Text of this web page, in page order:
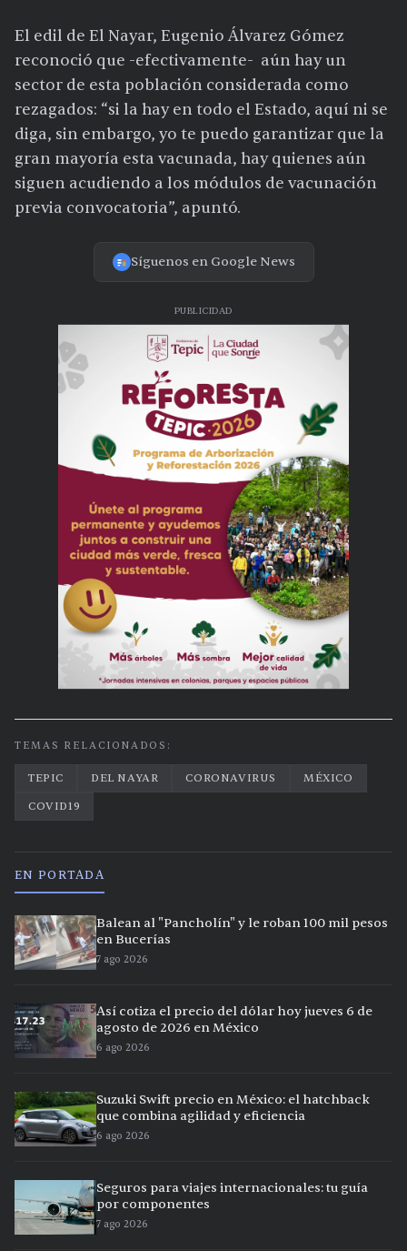
El edil de El Nayar, Eugenio Álvarez Gómez
reconoció que -efectivamente- aún hay un
sector de esta población considerada como
rezagados: “si la hay en todo el Estado, aquí ni se
diga, sin embargo, yo te puedo garantizar que la
gran mayoría esta vacunada, hay quienes aún
siguen acudiendo a los módulos de vacunación
previa convocatoria”, apuntó.
Síguenos en Google News
PUBLICIDAD
TEMAS RELACIONADOS:
TEPIC DEL NAYAR CORONAVIRUS
MÉXICO
COVID19
EN PORTADA
Balean al "Pancholín" y le roban 100 mil pesos
en Bucerías
7 ago 2026
Así cotiza el precio del dólar hoy jueves 6 de
agosto de 2026 en México
6 ago 2026
Suzuki Swift precio en México: el hatchback
que combina agilidad y eficiencia
6 ago 2026
Seguros para viajes internacionales: tu guía
por componentes
7 ago 2026